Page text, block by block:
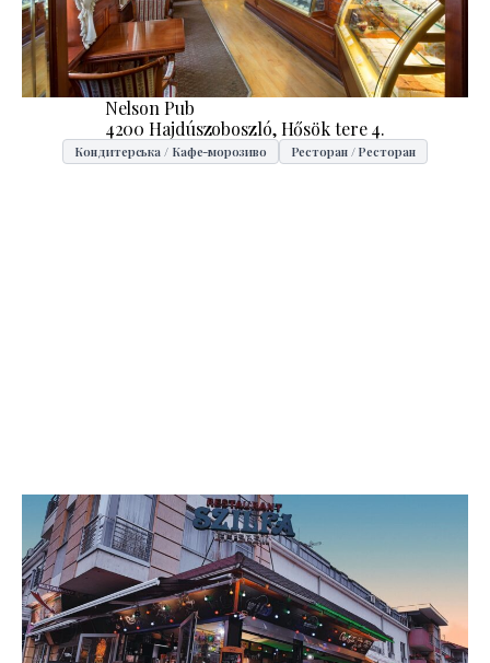
Nelson Pub
4200 Hajdúszoboszló, Hősök tere 4.
Кондитерська / Кафе-морозиво Ресторан / Ресторан